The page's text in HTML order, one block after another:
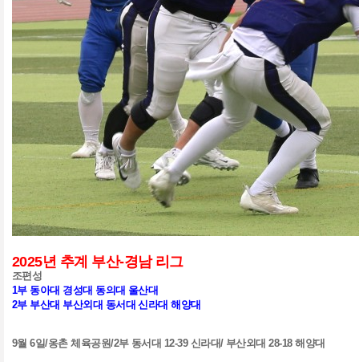
2025년 추계 부산-경남 리그
조편성
1부 동아대 경성대 동의대 울산대
2부 부산대 부산외대 동서대 신라대 해양대
9월6일/옹촌 체육공원/2부 동서대 12-39 신라대/ 부산외대28-18해양대